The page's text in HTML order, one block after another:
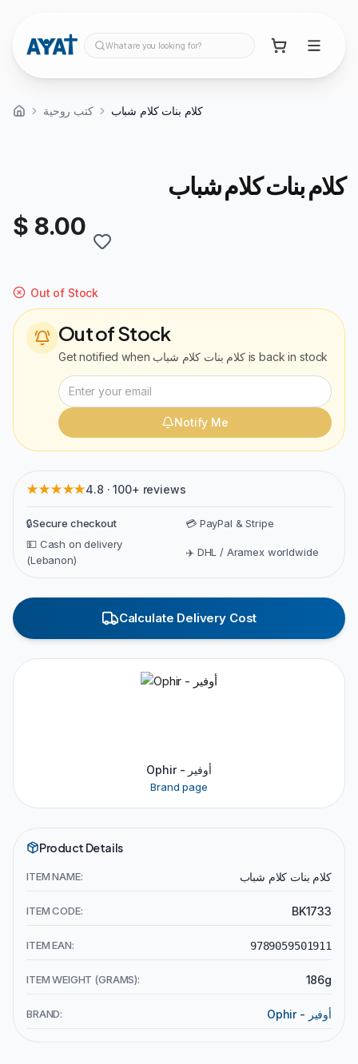
What are you looking for?
كتب روحية كلام بنات كلام شباب
كلام بنات كلام شباب
$ 8.00
Out of Stock
Out of Stock
Get notified when كلام بنات كلام شبابis back in stock
Notify Me
★★★★★4.8 · 100+ reviews
🔒Secure checkout
💳 PayPal & Stripe
💵 Cash on delivery
(Lebanon)
✈️ DHL / Aramex worldwide
Calculate Delivery Cost
Ophir - أوفير
Brand page
Product Details
ITEM NAME: كلام بنات كلام شباب
ITEM CODE: BK1733
ITEM EAN: 9789059501911
ITEM WEIGHT (GRAMS): 186g
BRAND: Ophir - أوفير